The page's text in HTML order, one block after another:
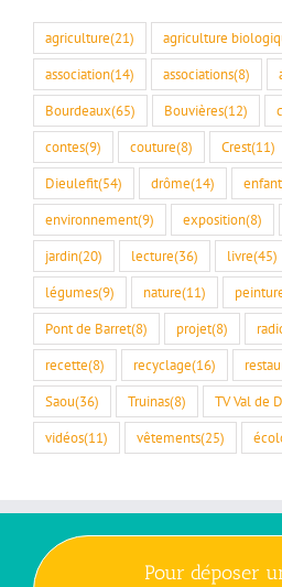
agriculture(21) agriculture
association(14) associations(8)
Bourdeaux(65) Bouvières(12)
contes(9) couture(8) Crest(11)
Dieulefit(54) drôme(14)
environnement(9) exposition(8)
jardin(20) lecture(36) livre(45)
légumes(9) nature(11)
Pont de Barret(8) projet(8)
recette(8) recyclage(16)
Saou(36) Truinas(8) TV Val de
vidéos(11) vêtements(25)
Pour déposer